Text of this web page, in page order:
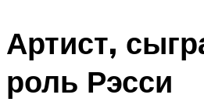
Артист,
роль Рэсси